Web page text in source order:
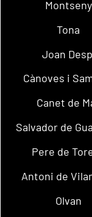
Montseny
Tona
Joan
Cànoves i
Canet de
Salvador de
Pere de
Antoni de
Olvan